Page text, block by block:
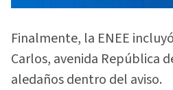
Finalmente, la ENEE
Carlos, avenida República
aledaños dentro del aviso.